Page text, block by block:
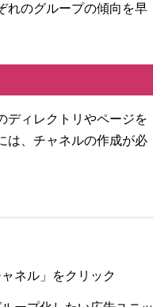
れのグループの傾向を早
ディレクトリやページを
は、チャネルの作成が必
ネル」をクリック